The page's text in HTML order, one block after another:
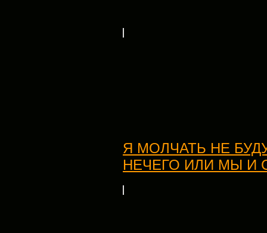
Я МОЛЧАТЬ НЕ
НЕЧЕГО ИЛИ МЫ И